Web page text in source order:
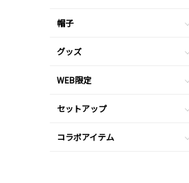
帽子
グッズ
WEB限定
セットアップ
コラボアイテム